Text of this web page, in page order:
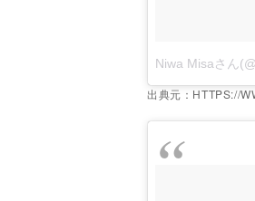
Niwa Misaさん
出典元：HTTPS://